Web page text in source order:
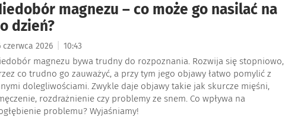
magnezu – co może go nasilać na
dzień?
czerwca 2026 10:43
magnezu bywa trudny do rozpoznania. Rozwija się stopniowo,
co trudno go zauważyć, a przy tym jego objawy łatwo pomylić z
dolegliwościami. Zwykle daje objawy takie jak skurcze mięśni,
rozdrażnienie czy problemy ze snem. Co wpływa na
problemu? Wyjaśniamy!